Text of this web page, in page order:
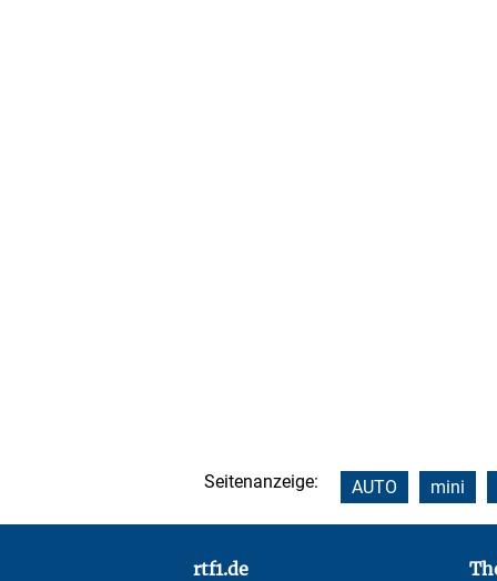
Seitenanzeige: AUTO mini
rtf1.de